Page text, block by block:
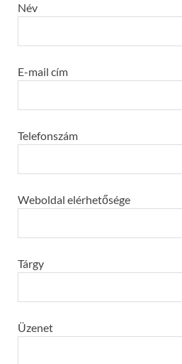
Név
E-mail cím
Telefonszám
Weboldal elérhetősége
Tárgy
Üzenet